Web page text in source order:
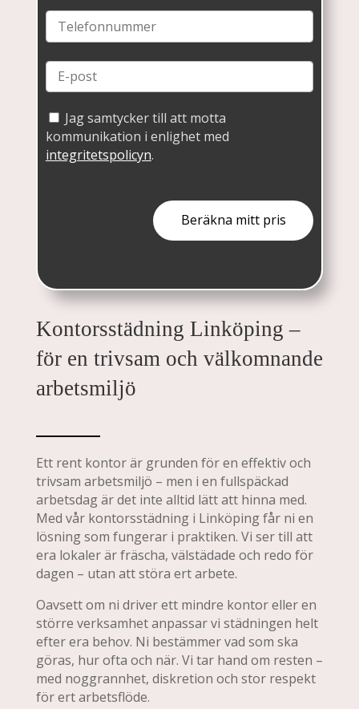
Jag samtycker till att motta
kommunikation i enlighet med
integritetspolicyn.
Kontorsstädning Linköping –
för en trivsam och välkomnande
arbetsmiljö
Ett rent kontor är grunden för en effektiv och
trivsam arbetsmiljö – men i en fullspäckad
arbetsdag är det inte alltid lätt att hinna med.
Med vår kontorsstädning i Linköping får ni en
lösning som fungerar i praktiken. Vi ser till att
era lokaler är fräscha, välstädade och redo för
dagen – utan att störa ert arbete.
Oavsett om ni driver ett mindre kontor eller en
större verksamhet anpassar vi städningen helt
efter era behov. Ni bestämmer vad som ska
göras, hur ofta och när. Vi tar hand om resten –
med noggrannhet, diskretion och stor respekt
för ert arbetsflöde.